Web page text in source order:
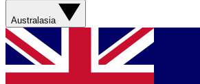
Australasia